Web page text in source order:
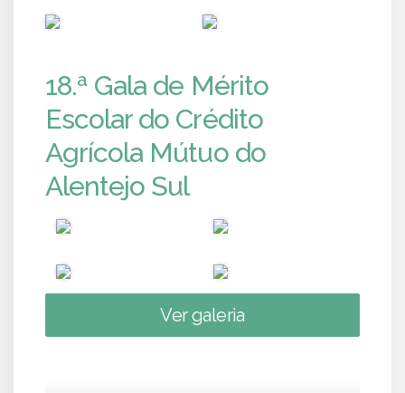
18.ª Gala de Mérito
Escolar do Crédito
Agrícola Mútuo do
Alentejo Sul
Ver galeria